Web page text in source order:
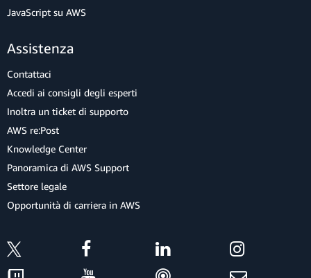
JavaScript su AWS
Assistenza
Contattaci
Accedi ai consigli degli esperti
Inoltra un ticket di supporto
AWS re:Post
Knowledge Center
Panoramica di AWS Support
Settore legale
Opportunità di carriera in AWS